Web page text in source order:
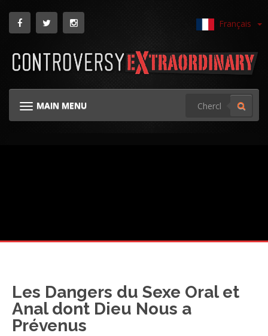
Français
MAIN MENU
TOGGLE NAVIGATION
Les Dangers du Sexe Oral et
Anal dont Dieu Nous a
Prévenus